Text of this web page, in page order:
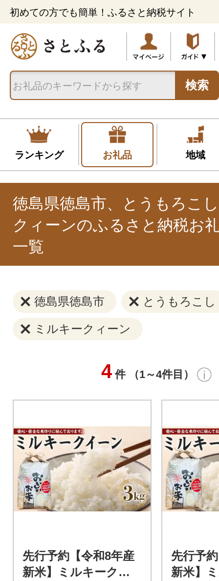
初めての方でも簡単！ふるさと納税サイト
検索
ランキング お礼品 地域
徳島県徳島市、とうもろこ
クィーンのふるさと納税お
一覧
徳島県徳島市 とうもろこし
ミルキークィーン
4 件 （1～4件目）
先行予約【令和8年産
新米】ミルキークイ
先行予
新米】